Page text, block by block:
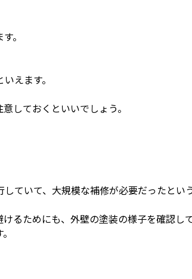
。
えます。
しておくといいでしょう。
ていて、大規模な補修が必要だったとい
るためにも、外壁の塗装の様子を確認し